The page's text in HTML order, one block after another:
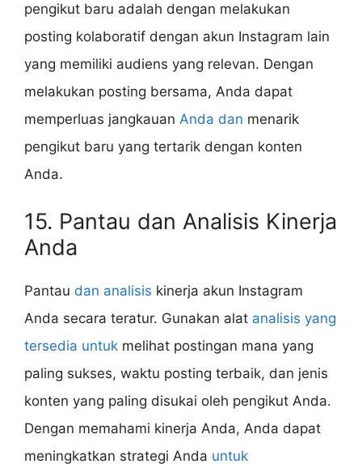
pengikut baru adalah dengan melakukan
posting kolaboratif dengan akun Instagram lain
yang memiliki audiens yang relevan. Dengan
melakukan posting bersama, Anda dapat
memperluas jangkauan Anda dan menarik
pengikut baru yang tertarik dengan konten
Anda.
15. Pantau dan Analisis Kinerja
Anda
Pantau dan analisis kinerja akun Instagram
Anda secara teratur. Gunakan alat analisis yang
tersedia untuk melihat postingan mana yang
paling sukses, waktu posting terbaik, dan jenis
konten yang paling disukai oleh pengikut Anda.
Dengan memahami kinerja Anda, Anda dapat
meningkatkan strategi Anda untuk